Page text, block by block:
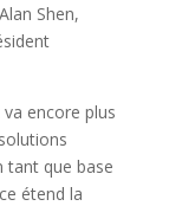
Shen,
va encore plus
tant que base
étend la